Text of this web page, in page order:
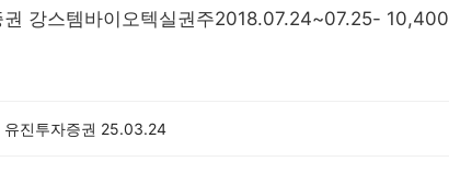
강스템바이오텍실권주2018.07.24~07.25- 10,400
진투자증권 25.03.24